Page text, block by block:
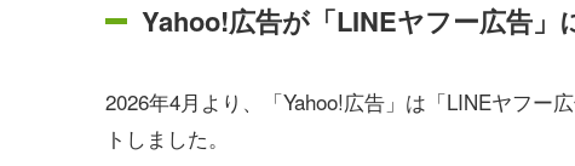
Yahoo!広告が「LINEヤフー広告」
2026年4月より、「Yahoo!広告」は「LINEヤフー
トしました。